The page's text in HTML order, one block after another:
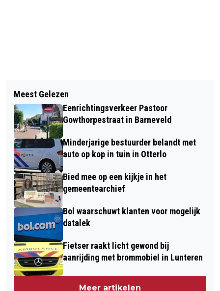
CYBERDREIGINGEN NEMEN TOE:
SCHOLEN MOETEN SNELLER WERK
MAKEN VAN DIGITALE VEILIGHEID
GEZOND SCHERMGEBRUIK CENTRAAL
TIJDENS WEEK VAN DE
MEDIAWIJSHEID IN BIBLIOTHEEK
BARNEVELD
Meest Gelezen
Eenrichtingsverkeer Pastoor
Gowthorpestraat in Barneveld
Minderjarige bestuurder belandt met
auto op kop in tuin in Otterlo
Bied mee op een kijkje in het
gemeentearchief
Bol waarschuwt klanten voor mogelijk
datalek
Fietser raakt licht gewond bij
aanrijding met brommobiel in Lunteren
Meer artikelen